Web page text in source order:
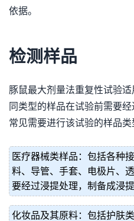
依据。
检测样品
豚鼠最大剂量法重复性试验
同类型的样品在试验前需要
常见需要进行该试验的样品类
医疗器械类样品：包括各种
料、导管、手套、电极片、
要经过浸提处理，制备成浸
化妆品及其原料：包括护肤